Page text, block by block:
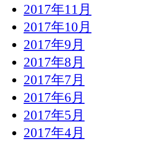
2017年11月
2017年10月
2017年9月
2017年8月
2017年7月
2017年6月
2017年5月
2017年4月